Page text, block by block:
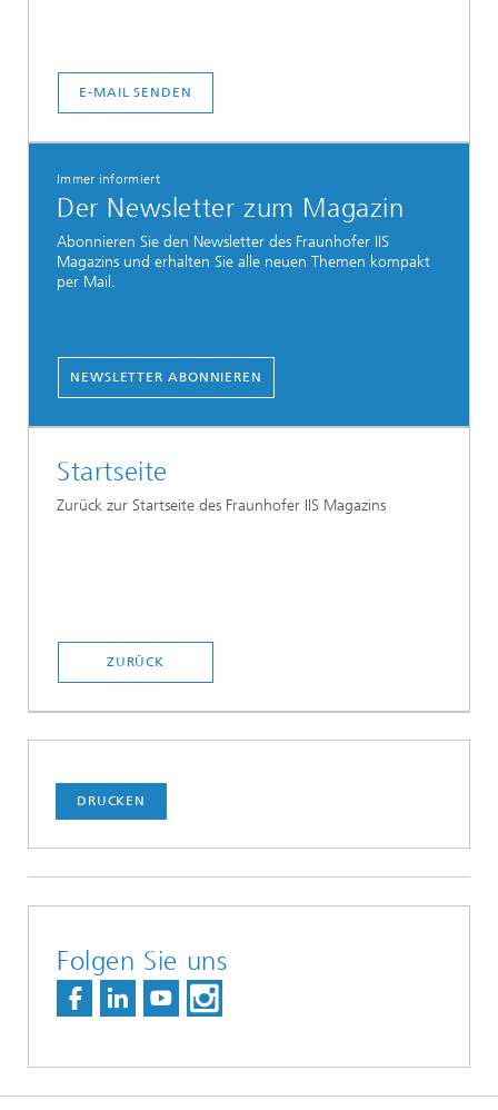
E-MAIL SENDEN
Immer informiert
Der Newsletter zum Magazin
Abonnieren Sie den Newsletter des Fraunhofer IIS
Magazins und erhalten Sie alle neuen Themen kompakt
per Mail.
NEWSLETTER ABONNIEREN
Startseite
Zurück zur Startseite des Fraunhofer IIS Magazins
ZURÜCK
DRUCKEN
Folgen Sie uns